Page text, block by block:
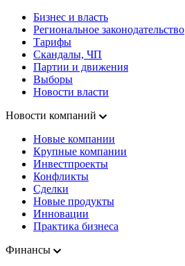
Бизнес и власть
Региональное законодательство
Тарифы
Скандалы, ЧП
Партии и движения
Выборы
Новости власти
Новости компаний
Новые компании
Крупные компании
Инвестпроекты
Конфликты
Сделки
Новые продукты
Инновации
Практика бизнеса
Финансы